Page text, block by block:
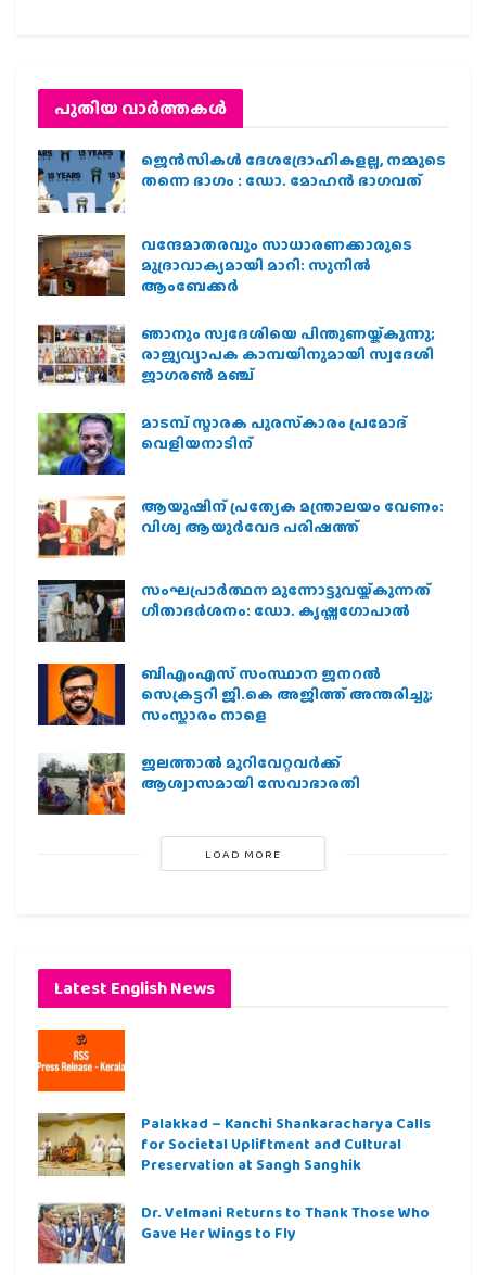
പുതിയ വാര്‍ത്തകള്‍
ജെന്‍സികള്‍ ദേശദ്രോഹികളല്ല, നമ്മുടെ
തന്നെ ഭാഗം : ഡോ. മോഹന്‍ ഭാഗവത്
വന്ദേമാതരവും സാധാരണക്കാരുടെ
മുദ്രാവാക്യമായി മാറി: സുനിൽ
ആംബേക്കർ
ഞാനും സ്വദേശിയെ പിന്തുണയ്ക്കുന്നു;
രാജ്യവ്യാപക കാമ്പയിനുമായി സ്വദേശി
ജാഗരണ്‍ മഞ്ച്
മാടമ്പ് സ്മാരക പുരസ്‌കാരം പ്രമോദ്
വെളിയനാടിന്
ആയുഷിന് പ്രത്യേക മന്ത്രാലയം വേണം:
വിശ്വ ആയുര്‍വേദ പരിഷത്ത്
സംഘപ്രാര്‍ത്ഥന മുന്നോട്ടുവയ്ക്കുന്നത്
ഗീതാദര്‍ശനം: ഡോ. കൃഷ്ണഗോപാല്‍
ബിഎംഎസ് സംസ്ഥാന ജനറൽ
സെക്രട്ടറി ജി.കെ അജിത്ത് അന്തരിച്ചു;
സംസ്കാരം നാളെ
ജലത്താല്‍ മുറിവേറ്റവര്‍ക്ക്
ആശ്വാസമായി സേവാഭാരതി
LOAD MORE
Latest English News
Palakkad – Kanchi Shankaracharya Calls
for Societal Upliftment and Cultural
Preservation at Sangh Sanghik
Dr. Velmani Returns to Thank Those Who
Gave Her Wings to Fly